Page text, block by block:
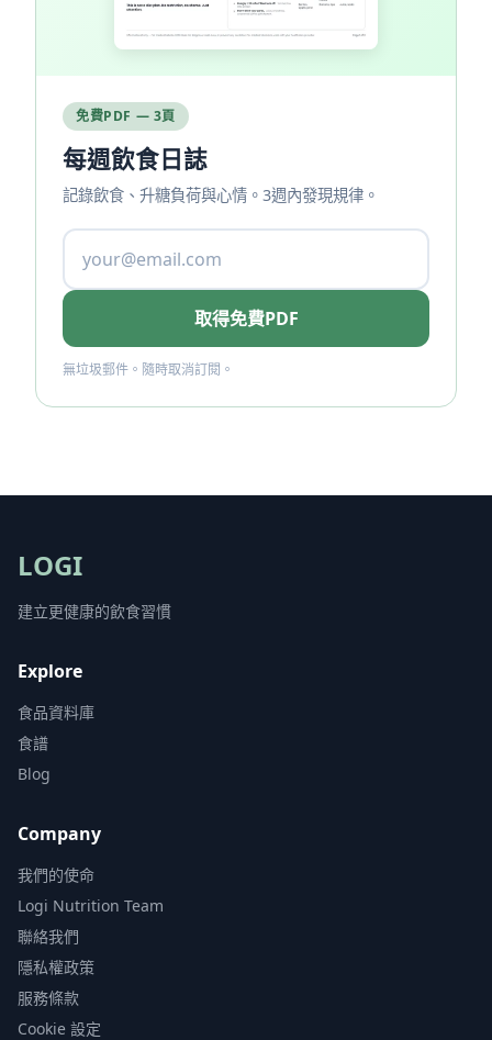
免費PDF — 3頁
每週飲食日誌
記錄飲食、升糖負荷與心情。3週內發現規律。
取得免費PDF
無垃圾郵件。隨時取消訂閱。
LOGI
建立更健康的飲食習慣
Explore
食品資料庫
食譜
Blog
Company
我們的使命
Logi Nutrition Team
聯絡我們
隱私權政策
服務條款
Cookie 設定